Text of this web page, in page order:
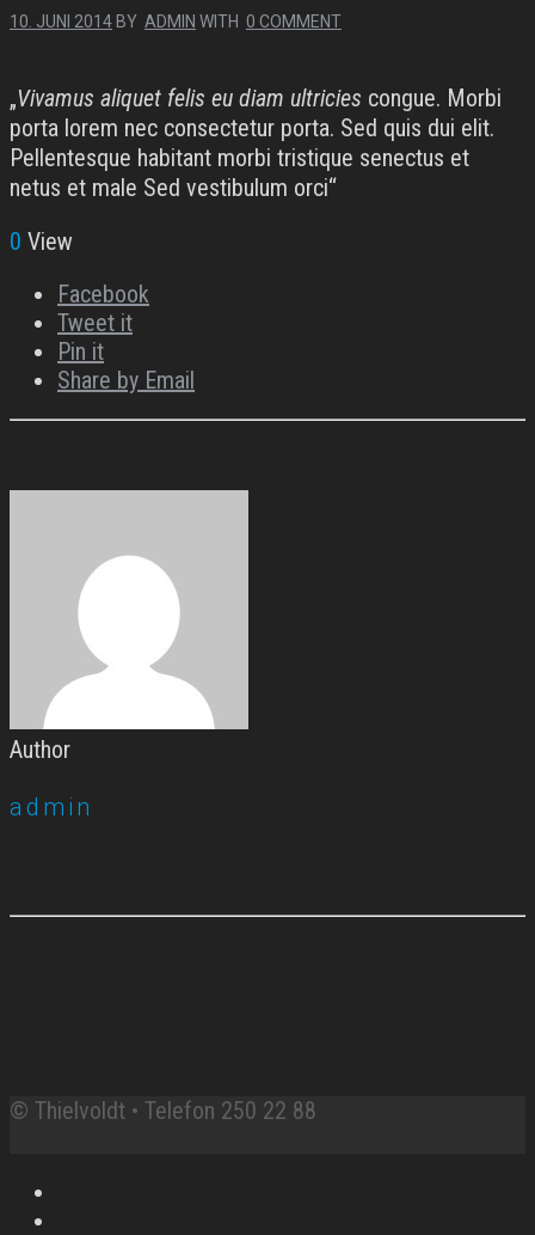
10. JUNI 2014 BY ADMIN WITH 0 COMMENT
„Vivamus aliquet felis eu diam ultricies congue. Morbi
porta lorem nec consectetur porta. Sed quis dui elit.
Pellentesque habitant morbi tristique senectus et
netus et male Sed vestibulum orci“
0 View
Facebook
Tweet it
Pin it
Share by Email
Author
admin
© Thielvoldt • Telefon 250 22 88